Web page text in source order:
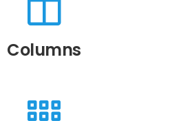
Columns